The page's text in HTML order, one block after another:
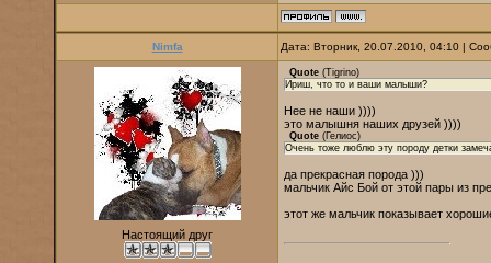
Nimfa Дата: Вторник, 20.07.2010, 04:10 |
Настоящий друг
Quote (Tigrino)
Ириш, что то и ваши малыши?
Нее не наши ))))
это малышня наших друзей ))))
Quote (Гелиос)
Очень тоже люблю эту породу детки
да прекрасная порода )))
мальчик Айс Бой от этой пары из
этот же мальчик показывает